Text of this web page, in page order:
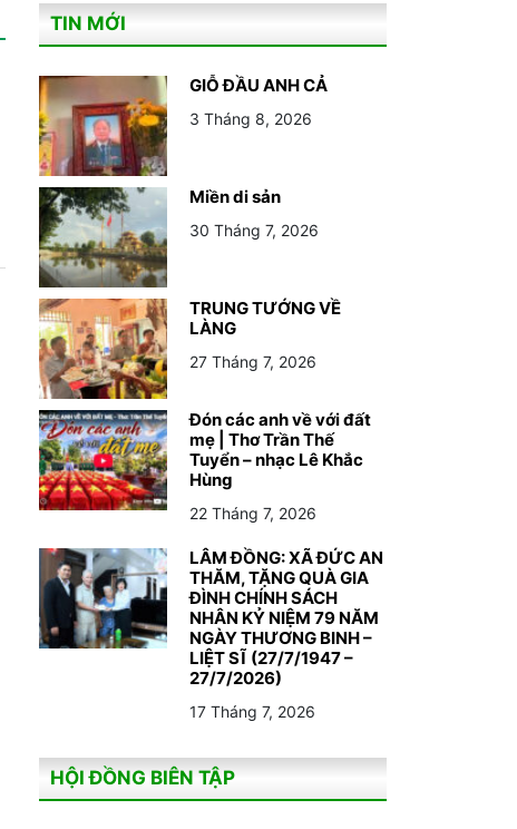
TIN MỚI
GIỖ ĐẦU ANH CẢ
3 Tháng 8, 2026
Miền di sản
30 Tháng 7, 2026
TRUNG TƯỚNG VỀ
LÀNG
27 Tháng 7, 2026
Đón các anh về với đất
mẹ | Thơ Trần Thế
Tuyển – nhạc Lê Khắc
Hùng
22 Tháng 7, 2026
LÂM ĐỒNG: XÃ ĐỨC AN
THĂM, TẶNG QUÀ GIA
ĐÌNH CHÍNH SÁCH
NHÂN KỶ NIỆM 79 NĂM
NGÀY THƯƠNG BINH –
LIỆT SĨ (27/7/1947 –
27/7/2026)
17 Tháng 7, 2026
HỘI ĐỒNG BIÊN TẬP